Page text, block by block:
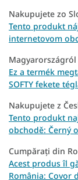
Nakupujete zo
Tento produkt
internetovom
Magyarországról
Ez a termék
SOFTY fekete
Nakupujete z
Tento produkt
obchodě: Černý
Cumpărați din
Acest produs îl
România: Covor